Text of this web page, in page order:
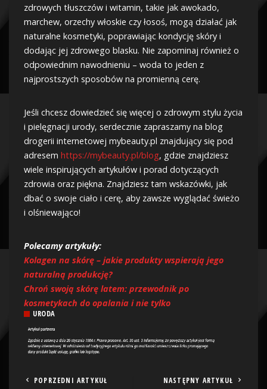
zdrowych tłuszczów i witamin, takie jak awokado,
marchew, orzechy włoskie czy łosoś, mogą działać jak
naturalne kosmetyki, poprawiając kondycję skóry i
dodając jej zdrowego blasku. Nie zapominaj również o
odpowiednim nawodnieniu – woda to jeden z
najprostszych sposobów na promienną cerę.
Jeśli chcesz dowiedzieć się więcej o zdrowym stylu życia
i pielęgnacji urody, serdecznie zapraszamy na blog
drogerii internetowej mybeauty.pl znajdujący się pod
adresem https://mybeauty.pl/blog, gdzie znajdziesz
wiele inspirujących artykułów i porad dotyczących
zdrowia oraz piękna. Znajdziesz tam wskazówki, jak
dbać o swoje ciało i cerę, aby zawsze wyglądać świeżo
i olśniewająco!
Polecamy artykuły:
Kolagen na skórę – jakie produkty wspierają jego
naturalną produkcję?
Chroń swoją skórę latem: przewodnik po
kosmetykach do opalania i nie tylko
URODA
POPRZEDNI ARTYKUŁ NASTĘPNY ARTYKUŁ